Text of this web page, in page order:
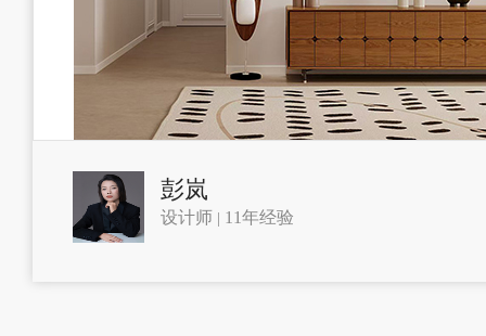
彭岚
设计师 | 11年经验